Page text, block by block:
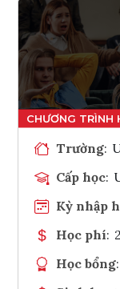
Trường:
Cấp học:
Kỳ nhập
Học phí:
Học bổng: